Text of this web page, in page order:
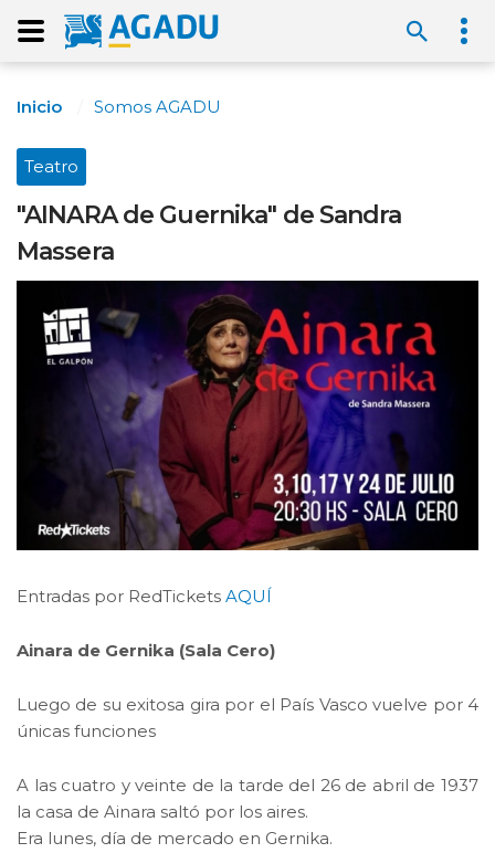
Inicio Somos AGADU
Teatro
"AINARA de Guernika" de Sandra
Massera
Entradas por RedTickets AQUÍ
Ainara de Gernika (Sala Cero)
Luego de su exitosa gira por el País Vasco vuelve por 4
únicas funciones
A las cuatro y veinte de la tarde del 26 de abril de 1937
la casa de Ainara saltó por los aires.
Era lunes, día de mercado en Gernika.